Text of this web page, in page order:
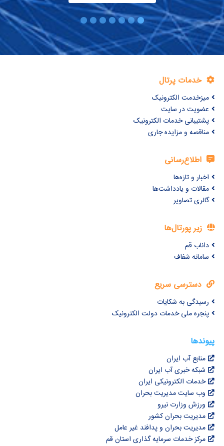
خدمات پرتال
میزخدمت الکترونیک
عضویت در سایت
پشتیبانی خدمات الکترونیک
مناقصه و مزایده جاری
اطلاع‌رسانی
اخبار و تازه‌ها
مقالات و یادداشت‌ها
گالری تصاویر
زیر پورتال‌ها
داناب قم
سامانه شفاف
دسترسی سریع
رسیدگی به شکایات
پنجره ملی خدمات دولت الکترونیک
پیوندها
منابع آب ایران
شبکه خبری آب ایران
خدمات الکترونیکی ایران
وب سایت مدیریت بحران
ورزش وزارت نیرو
مدیریت بحران کشور
مدیریت بحران و پدافند غیر عامل
مرکز خدمات سرمایه گذاری استان قم